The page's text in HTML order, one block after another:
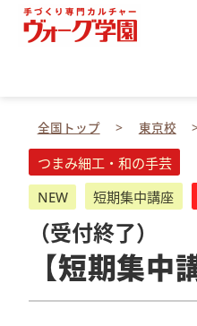
全国トップ 東京校
つまみ細工・和の手芸
NEW
短期集中講座
（受付終了）
【短期集